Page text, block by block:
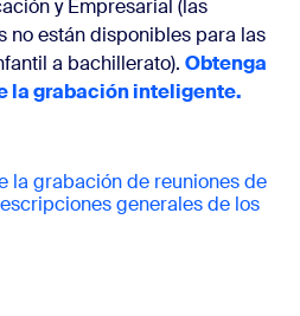
y Empresarial (las
no están disponibles para las
a bachillerato). Obtenga
la grabación inteligente.